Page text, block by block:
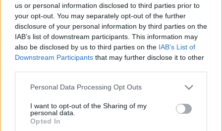
us or personal information disclosed to third parties prior to
your opt-out. You may separately opt-out of the further
disclosure of your personal information by third parties on the
IAB’s list of downstream participants. This information may
also be disclosed by us to third parties on the IAB’s List of
Downstream Participants that may further disclose it to other
Please note that this website/app uses one or more Google
not limited to your visit or usage behaviour. You may click to
grant or deny consent to Google and its third-party tags to
use your data for below specified purposes in below Google
Personal Data Processing Opt Outs
I want to opt-out of the Sharing of my
personal data.
Opted In
vállalják a fellépést a Puzsér Róbert által
szervezett Polgári Ellenállás felkérésére. Az első
koncert 17 órakor kezdődik, a résztvevők
közösen szeretnék kifejezni a kritikájukat a
fennálló rendszerrel szemben, és a szavazáson
A fellépők között szerepel: Azahriah, az Ivan and
the Parazol, Molnár Tamás, Co Lee, Dé:Nash, a